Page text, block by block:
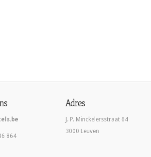
864
Adres
J. P. Minckelersstraat 64
3000 Leuven